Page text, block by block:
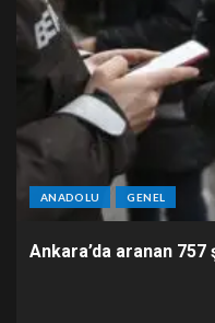
ANADOLU GENEL
Ankara’da aranan 757